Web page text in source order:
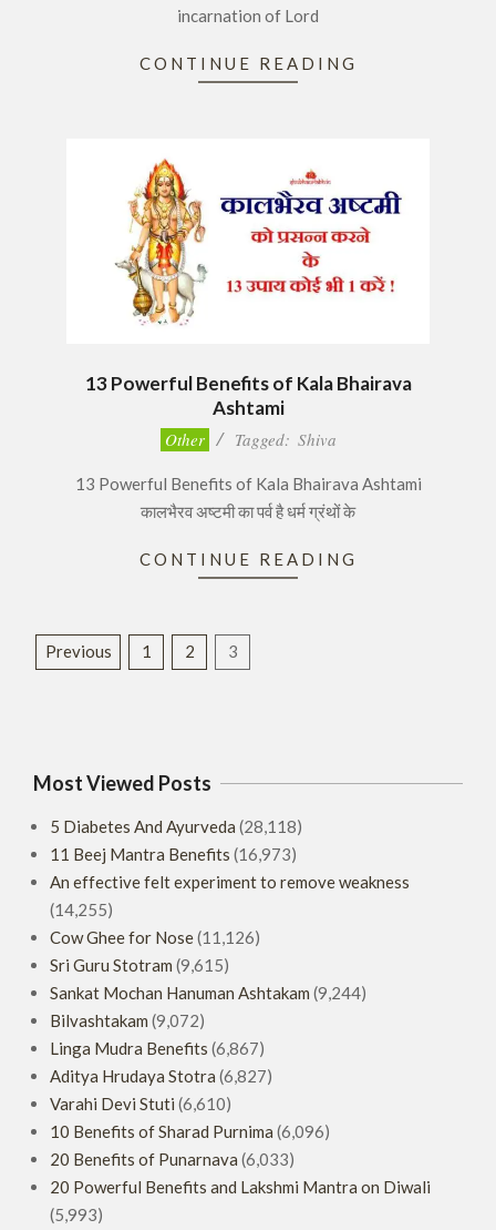
incarnation of Lord
CONTINUE READING
13 Powerful Benefits of Kala Bhairava
Ashtami
21
Other Tagged: Shiva
13 Powerful Benefits of Kala Bhairava Ashtami
कालभैरव अष्टमी का पर्व है धर्म ग्रंथों के
CONTINUE READING
Posts
pagination
Previous 1 2 3
Most Viewed Posts
5 Diabetes And Ayurveda (28,118)
11 Beej Mantra Benefits (16,973)
An effective felt experiment to remove weakness
(14,255)
Cow Ghee for Nose(11,126)
Sri Guru Stotram (9,615)
Sankat Mochan Hanuman Ashtakam (9,244)
Bilvashtakam (9,072)
Linga Mudra Benefits (6,867)
Aditya Hrudaya Stotra (6,827)
Varahi Devi Stuti (6,610)
10 Benefits of Sharad Purnima (6,096)
20 Benefits of Punarnava (6,033)
20 Powerful Benefits and Lakshmi Mantra on Diwali
(5,993)